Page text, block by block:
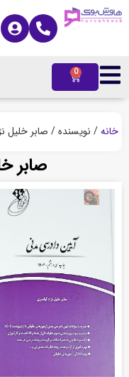
/ نویسنده / صابر خلیل نژاد
صابر